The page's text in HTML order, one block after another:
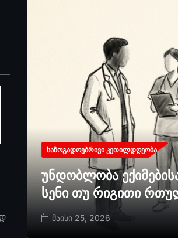
ᲡᲐᲖᲝᲒᲐᲓᲝᲔᲑᲠᲘᲕᲘ ᲙᲔᲗᲘᲚᲓᲦᲔᲝᲑᲐ
უნდობლობა
სენი თუ რიგითი
მაისი 25, 2026